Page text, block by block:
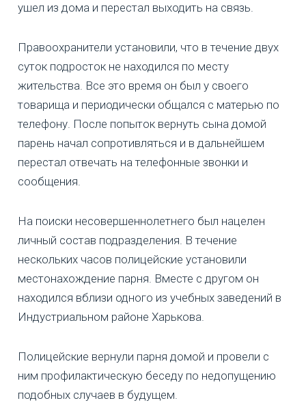
ушел из дома и перестал выходить на связь.
Правоохранители установили, что в течение двух
суток подросток не находился по месту
жительства. Все это время он был у своего
товарища и периодически общался с матерью по
телефону. После попыток вернуть сына домой
парень начал сопротивляться и в дальнейшем
перестал отвечать на телефонные звонки и
сообщения.
На поиски несовершеннолетнего был нацелен
личный состав подразделения. В течение
нескольких часов полицейские установили
местонахождение парня. Вместе с другом он
находился вблизи одного из учебных заведений в
Индустриальном районе Харькова.
Полицейские вернули парня домой и провели с
ним профилактическую беседу по недопущению
подобных случаев в будущем.